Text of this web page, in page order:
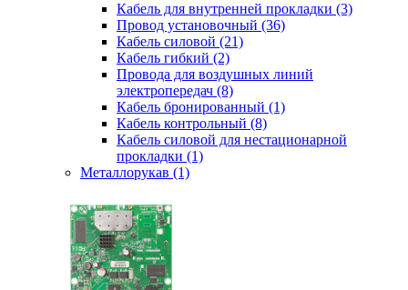
Кабель для внутренней прокладки (3)
Провод установочный (36)
Кабель силовой (21)
Кабель гибкий (2)
Провода для воздушных линий
электропередач (8)
Кабель бронированный (1)
Кабель контрольный (8)
Кабель силовой для нестационарной
прокладки (1)
Металлорукав (1)